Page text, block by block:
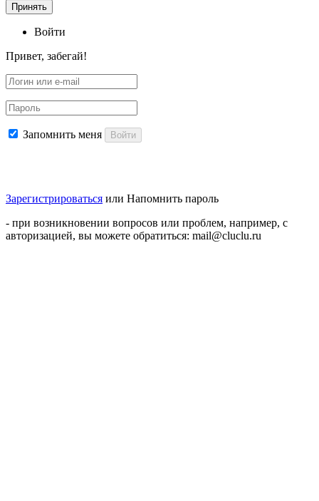
Принять
Войти
Привет, забегай!
Запомнить меня Войти
Зарегистрироваться или Напомнить пароль
- при возникновении вопросов или проблем, например, с
авторизацией, вы можете обратиться: mail@cluclu.ru